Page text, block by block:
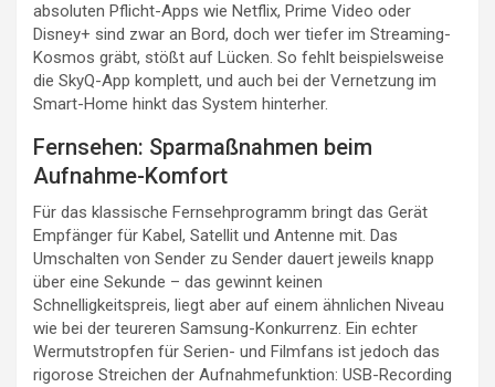
absoluten Pflicht-Apps wie Netflix, Prime Video oder
Disney+ sind zwar an Bord, doch wer tiefer im Streaming-
Kosmos gräbt, stößt auf Lücken. So fehlt beispielsweise
die SkyQ-App komplett, und auch bei der Vernetzung im
Smart-Home hinkt das System hinterher.
Fernsehen: Sparmaßnahmen beim
Aufnahme-Komfort
Für das klassische Fernsehprogramm bringt das Gerät
Empfänger für Kabel, Satellit und Antenne mit. Das
Umschalten von Sender zu Sender dauert jeweils knapp
über eine Sekunde – das gewinnt keinen
Schnelligkeitspreis, liegt aber auf einem ähnlichen Niveau
wie bei der teureren Samsung-Konkurrenz. Ein echter
Wermutstropfen für Serien- und Filmfans ist jedoch das
rigorose Streichen der Aufnahmefunktion: USB-Recording